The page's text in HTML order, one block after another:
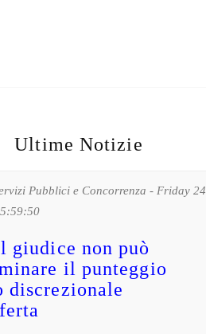
Ultime Notizie
Pubblici e Concorrenza - Friday 24
giudice non può
il punteggio
discrezionale